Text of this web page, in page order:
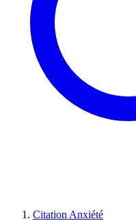
Citation Anxiété